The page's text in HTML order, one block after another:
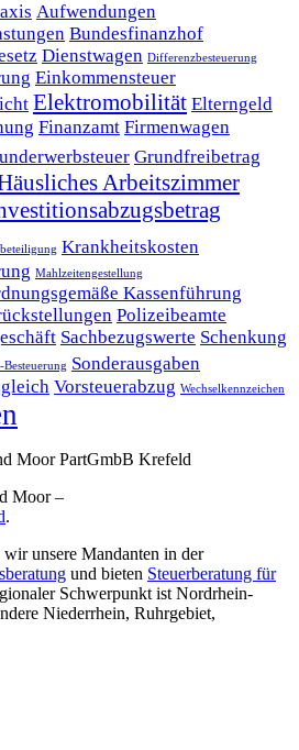
Aufwendungen
Bundesfinanzhof
Dienstwagen Differenzbesteuerung
Einkommensteuer
Elektromobilität Elterngeld
Finanzamt Firmenwagen
Grundfreibetrag
Arbeitszimmer
Krankheitskosten
Mahlzeitengestellung
Kassenführung
Polizeibeamte
Sachbezugswerte Schenkung
Besteuerung Sonderausgaben
Vorsteuerabzug Wechselkennzeichen
Moor –
.
unsere Mandanten in der
und bieten Steuerberatung für
Schwerpunkt ist Nordrhein-
Niederrhein, Ruhrgebiet,